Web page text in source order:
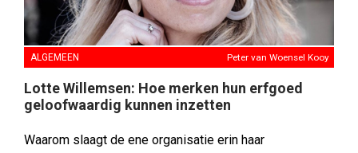
ALGEMEEN Peter van Woensel Kooy
Lotte Willemsen: Hoe merken hun erfgoed
geloofwaardig kunnen inzetten
Waarom slaagt de ene organisatie erin haar